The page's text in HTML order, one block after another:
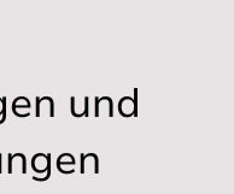
und